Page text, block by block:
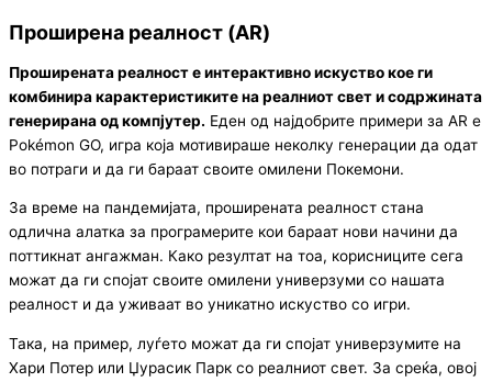
Проширена реалност (AR)
Проширената реалност е интерактивно искуство кое ги
комбинира карактеристиките на реалниот свет и содржината
генерирана од компјутер. Еден од најдобрите примери за AR е
Pokémon GO, игра која мотивираше неколку генерации да одат
во потраги и да ги бараат своите омилени Покемони.
За време на пандемијата, проширената реалност стана
одлична алатка за програмерите кои бараат нови начини да
поттикнат ангажман. Како резултат на тоа, корисниците сега
можат да ги спојат своите омилени универзуми со нашата
реалност и да уживаат во уникатно искуство со игри.
Така, на пример, луѓето можат да ги спојат универзумите на
Хари Потер или Џурасик Парк со реалниот свет. За среќа, овој